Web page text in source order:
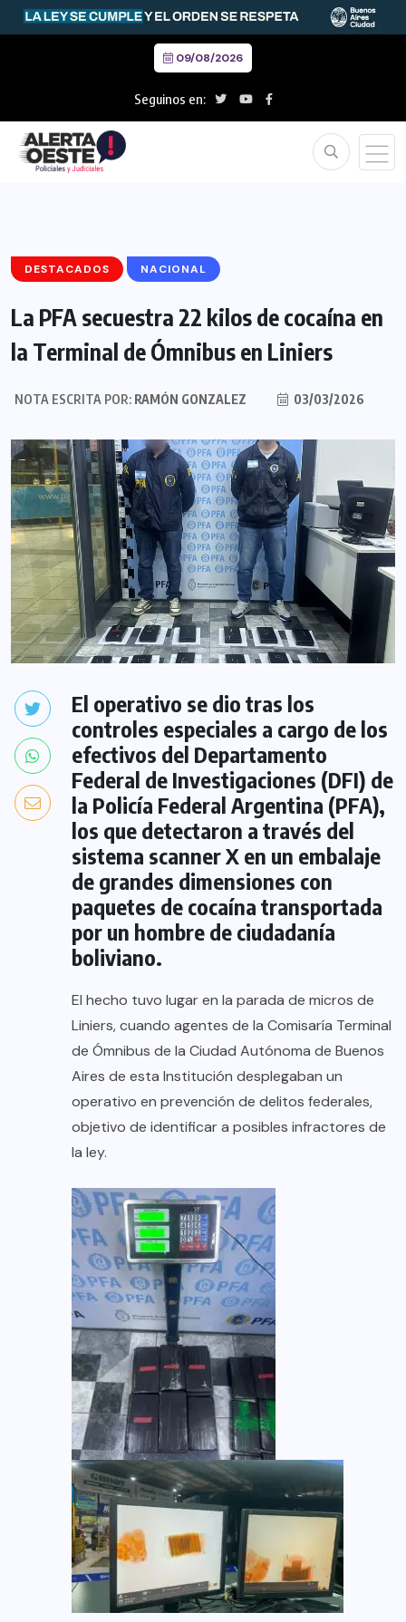
09/08/2026
Seguinos en:
DESTACADOS NACIONAL
La PFA secuestra 22 kilos de cocaína en
la Terminal de Ómnibus en Liniers
NOTA ESCRITA POR: RAMÓN GONZALEZ 03/03/2026
El operativo se dio tras los
controles especiales a cargo de los
efectivos del Departamento
Federal de Investigaciones (DFI) de
la Policía Federal Argentina (PFA),
los que detectaron a través del
sistema scanner X en un embalaje
de grandes dimensiones con
paquetes de cocaína transportada
por un hombre de ciudadanía
boliviano.
El hecho tuvo lugar en la parada de micros de
Liniers, cuando agentes de la Comisaría Terminal
de Ómnibus de la Ciudad Autónoma de Buenos
Aires de esta Institución desplegaban un
operativo en prevención de delitos federales,
objetivo de identificar a posibles infractores de
la ley.